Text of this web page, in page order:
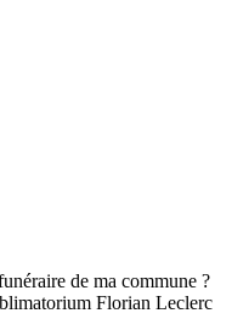
de ma commune ?
Florian Leclerc